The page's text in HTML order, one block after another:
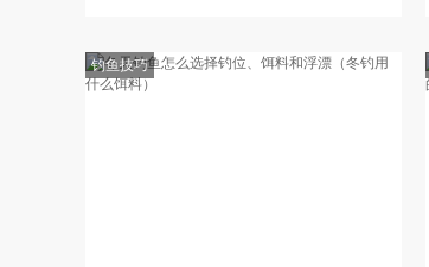
好钓位呢？其实想要快速找到好钓位并不
难，这些钓位的确定都“有迹可循”。
钓鱼技巧